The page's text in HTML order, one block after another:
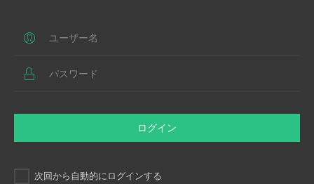
ログイン
次回から自動的にログインする